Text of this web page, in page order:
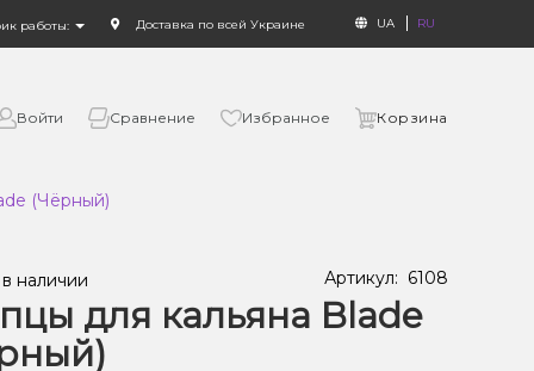
работы: Доставка по всей Украине UA RU
Войти Сравнение Избранное Корзина
(Чёрный)
в наличии Артикул: 6108
для кальяна Blade